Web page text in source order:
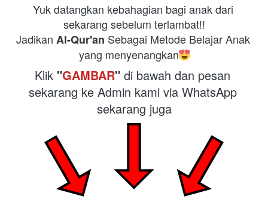
Yuk datangkan kebahagian bagi anak dari
sekarang sebelum terlambat!!
Jadikan Al-Qur'an Sebagai Metode Belajar Anak
yang menyenangkan
Klik "GAMBAR" di bawah dan pesan
sekarang ke Admin kami via WhatsApp
sekarang juga